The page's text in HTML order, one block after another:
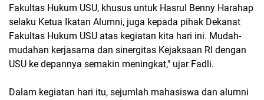
Fakultas Hukum USU, khusus untuk Hasrul Benny Harahap
selaku Ketua Ikatan Alumni, juga kepada pihak Dekanat
Fakultas Hukum USU atas kegiatan kita hari ini. Mudah-
mudahan kerjasama dan sinergitas Kejaksaan RI dengan
USU ke depannya semakin meningkat," ujar Fadli.
Dalam kegiatan hari itu, sejumlah mahasiswa dan alumni